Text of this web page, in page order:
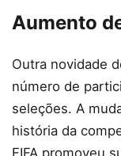
Aumento
Outra novidade
número de
seleções. A
história da
FIFA promoveu